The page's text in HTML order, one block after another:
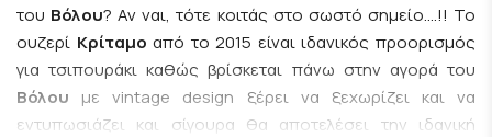
του Βόλου? Αν ναι, τότε κοιτάς στο σωστό σημείο....!! Το
ουζερί Κρίταμο από το 2015 είναι ιδανικός προορισμός
για τσιπουράκι καθώς βρίσκεται πάνω στην αγορά του
Βόλου με vintage design ξέρει να ξεχωρίζει και να
εντυπωσιάζει και σίγουρα θα αποτελέσει την ιδανική